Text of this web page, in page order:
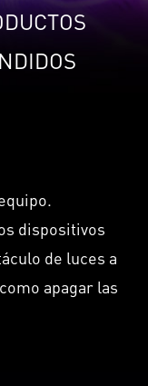
dispositivos
de luces a
apagar las